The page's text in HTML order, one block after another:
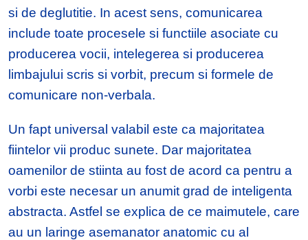
si de deglutitie. In acest sens, comunicarea
include toate procesele si functiile asociate cu
producerea vocii, intelegerea si producerea
limbajului scris si vorbit, precum si formele de
comunicare non-verbala.
Un fapt universal valabil este ca majoritatea
fiintelor vii produc sunete. Dar majoritatea
oamenilor de stiinta au fost de acord ca pentru a
vorbi este necesar un anumit grad de inteligenta
abstracta. Astfel se explica de ce maimutele, care
au un laringe asemanator anatomic cu al